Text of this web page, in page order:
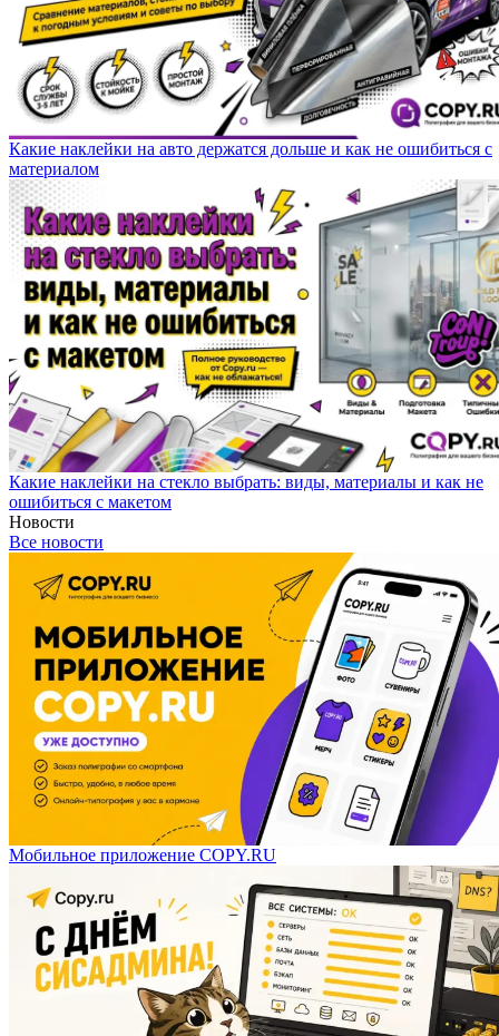
Какие наклейки на авто держатся дольше и как не ошибиться с
материалом
Какие наклейки на стекло выбрать: виды, материалы и как не
ошибиться с макетом
Новости
Все новости
Мобильное приложение COPY.RU